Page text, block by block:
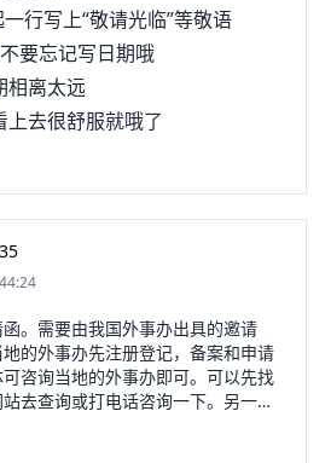
行写上“敬请光临”等敬语
要忘记写日期哦
相离太远
去很舒服就哦了
。需要由我国外事办出具的邀请
的外事办先注册登记，备案和申请
咨询当地的外事办即可。可以先找
去查询或打电话咨询一下。另一种
只需要有我国境内的公司给他出具